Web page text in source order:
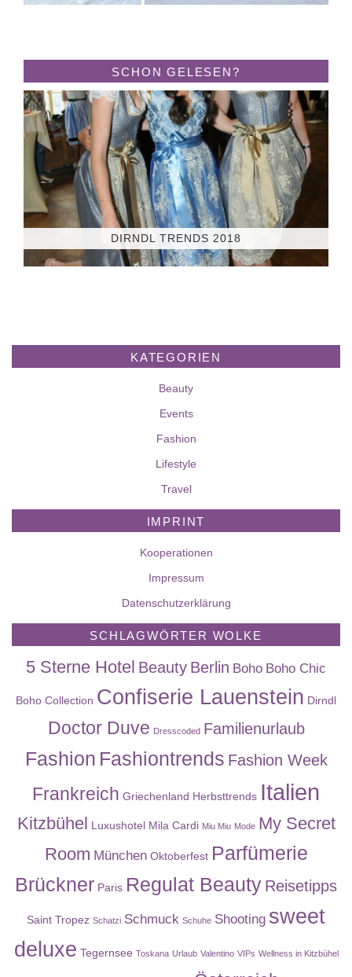
SCHON GELESEN?
DIRNDL TRENDS 2018
KATEGORIEN
Beauty
Events
Fashion
Lifestyle
Travel
IMPRINT
Kooperationen
Impressum
Datenschutzerklärung
SCHLAGWÖRTER WOLKE
5 Sterne Hotel Beauty Berlin Boho Boho Chic
Boho Collection Confiserie Lauenstein Dirndl
Doctor Duve Dresscoded Familienurlaub
Fashion Fashiontrends Fashion Week
Frankreich Griechenland Herbsttrends Italien
Kitzbühel Luxushotel Mila Cardi Miu Miu Mode My Secret
Room München Oktoberfest Parfümerie
Brückner Paris Regulat Beauty Reisetipps
Saint Tropez Schatzi Schmuck Schuhe Shooting sweet
deluxe Tegernsee Toskana Urlaub Valentino VIPs Wellness in Kitzbühel